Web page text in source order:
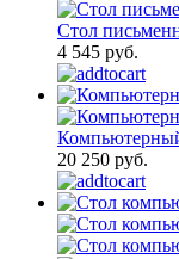
Стол
4 545 руб.
20 250 руб.